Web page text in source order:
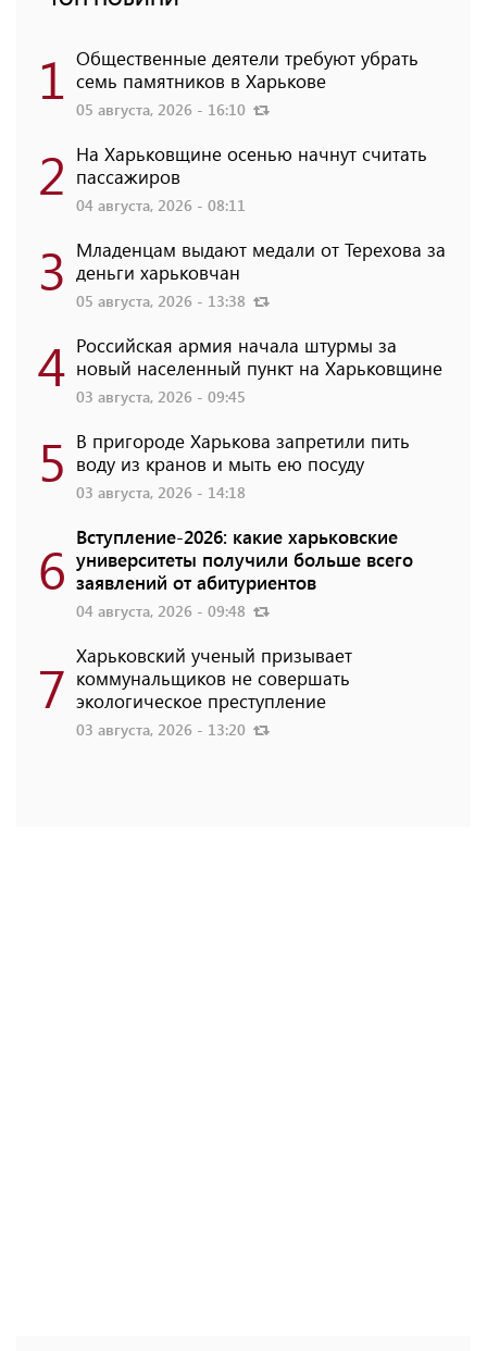
1 Общественные деятели требуют убрать
семь памятников в Харькове
05 августа, 2026 - 16:10
2 На Харьковщине осенью начнут считать
пассажиров
04 августа, 2026 - 08:11
3 Младенцам выдают медали от Терехова за
деньги харьковчан
05 августа, 2026 - 13:38
4 Российская армия начала штурмы за
новый населенный пункт на Харьковщине
03 августа, 2026 - 09:45
5 В пригороде Харькова запретили пить
воду из кранов и мыть ею посуду
03 августа, 2026 - 14:18
6 Вступление-2026: какие харьковские
университеты получили больше всего
заявлений от абитуриентов
04 августа, 2026 - 09:48
7 Харьковский ученый призывает
коммунальщиков не совершать
экологическое преступление
03 августа, 2026 - 13:20